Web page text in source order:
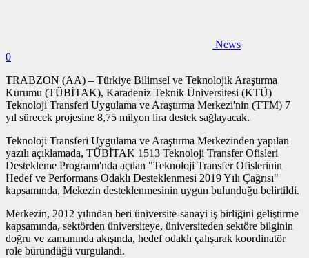
News
0
TRABZON (AA) – Türkiye Bilimsel ve Teknolojik Araştırma
Kurumu (TÜBİTAK), Karadeniz Teknik Üniversitesi (KTÜ)
Teknoloji Transferi Uygulama ve Araştırma Merkezi'nin (TTM) 7
yıl sürecek projesine 8,75 milyon lira destek sağlayacak.
Teknoloji Transferi Uygulama ve Araştırma Merkezinden yapılan
yazılı açıklamada, TÜBİTAK 1513 Teknoloji Transfer Ofisleri
Destekleme Programı'nda açılan "Teknoloji Transfer Ofislerinin
Hedef ve Performans Odaklı Desteklenmesi 2019 Yılı Çağrısı"
kapsamında, Mekezin desteklenmesinin uygun bulunduğu belirtildi.
Merkezin, 2012 yılından beri üniversite-sanayi iş birliğini geliştirme
kapsamında, sektörden üniversiteye, üniversiteden sektöre bilginin
doğru ve zamanında akışında, hedef odaklı çalışarak koordinatör
role büründüğü vurgulandı.